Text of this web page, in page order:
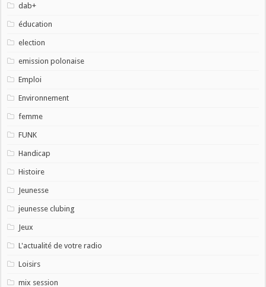
dab+
éducation
election
emission polonaise
Emploi
Environnement
femme
FUNK
Handicap
Histoire
Jeunesse
jeunesse clubing
Jeux
L'actualité de votre radio
Loisirs
mix session